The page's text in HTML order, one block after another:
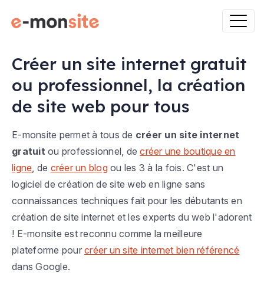
Créer un site internet gratuit
ou professionnel, la création
de site web pour tous
E-monsite permet à tous de créer un site internet
gratuit ou professionnel, decréer une boutique en
ligne , de créer un blogou les 3 à la fois. C'est un
logiciel de création de site web en ligne sans
connaissances techniques fait pour les débutants en
création de site internet et les experts du web l'adorent
! E-monsite est reconnu comme la meilleure
plateforme pour créer un site internet bien référencé
dans Google.